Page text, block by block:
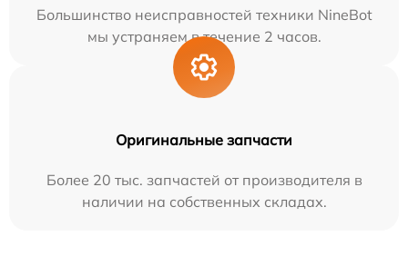
Большинство неисправностей техники NineBot
мы устраняем в течение 2 часов.
Оригинальные запчасти
Более 20 тыс. запчастей от производителя в
наличии на собственных складах.